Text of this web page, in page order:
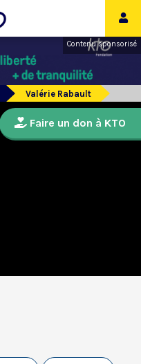
Contenu sponsorisé
Valérie Rabault
Faire un don à KTO